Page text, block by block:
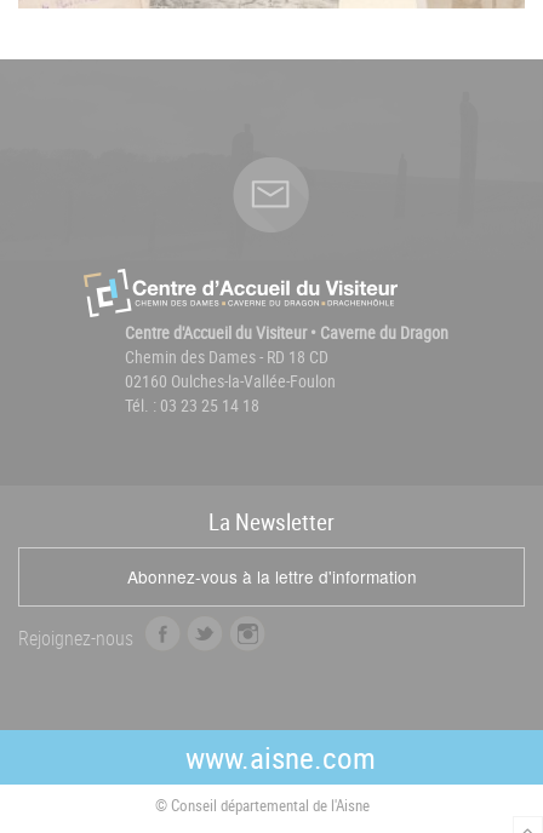
Centre d'Accueil du Visiteur • Caverne du Dragon
Chemin des Dames - RD 18 CD
02160 Oulches-la-Vallée-Foulon
Tél. : 03 23 25 14 18
La Newsletter
Abonnez-vous à la lettre d'information
Rejoignez-nous
b
o
t
e
r
a
g
r
a
www.aisne.com
© Conseil départemental de l'Aisne